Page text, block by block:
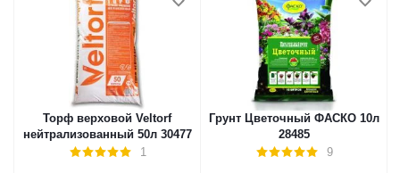
Торф верховой Veltorf
нейтрализованный 50л 30477
1
Грунт Цветочный ФАСКО 10л
28485
9